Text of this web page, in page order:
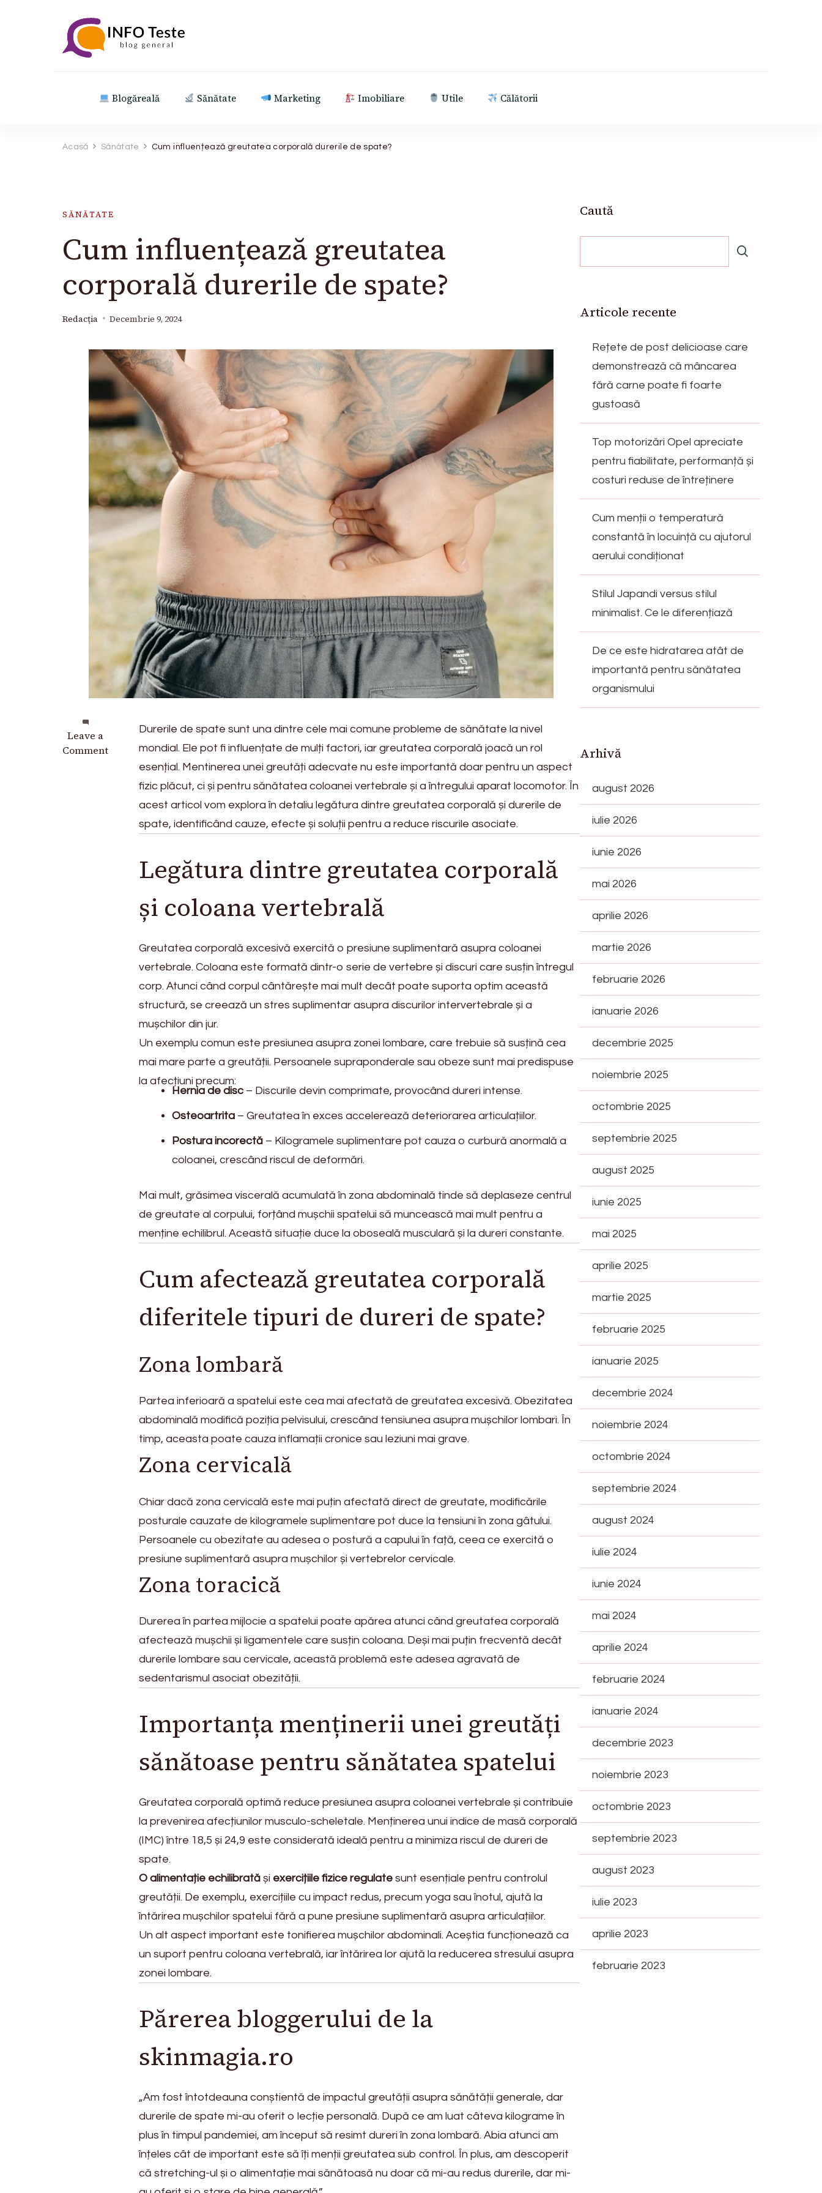
Blogăreală Sănătate Marketing Imobiliare Utile Călătorii
Acasă Sănătate Cum influențează greutatea corporală durerile de spate?
SĂNĂTATE
Cum influențează greutatea
corporală durerile de spate?
Redacția Decembrie 9, 2024
Leave a
Comment
on
Cum
influențează
Durerile de spate sunt una dintre cele mai comune probleme de sănătate la nivel
mondial. Ele pot fi influențate de mulți factori, iar greutatea corporală joacă un rol
esențial. Mentinerea unei greutăți adecvate nu este importantă doar pentru un aspect
fizic plăcut, ci și pentru sănătatea coloanei vertebrale și a întregului aparat locomotor. În
acest articol vom explora în detaliu legătura dintre greutatea corporală și durerile de
spate, identificând cauze, efecte și soluții pentru a reduce riscurile asociate.
Legătura dintre greutatea corporală
și coloana vertebrală
Greutatea corporală excesivă exercită o presiune suplimentară asupra coloanei
vertebrale. Coloana este formată dintr-o serie de vertebre și discuri care susțin întregul
corp. Atunci când corpul cântărește mai mult decât poate suporta optim această
structură, se creează un stres suplimentar asupra discurilor intervertebrale și a
mușchilor din jur.
Un exemplu comun este presiunea asupra zonei lombare, care trebuie să susțină cea
mai mare parte a greutății. Persoanele supraponderale sau obeze sunt mai predispuse
la afecțiuni precum:
Hernia de disc – Discurile devin comprimate, provocând dureri intense.
Osteoartrita – Greutatea în exces accelerează deteriorarea articulațiilor.
Postura incorectă – Kilogramele suplimentare pot cauza o curbură anormală a
coloanei, crescând riscul de deformări.
Mai mult, grăsimea viscerală acumulată în zona abdominală tinde să deplaseze centrul
de greutate al corpului, forțând mușchii spatelui să muncească mai mult pentru a
menține echilibrul. Această situație duce la oboseală musculară și la dureri constante.
Cum afectează greutatea corporală
diferitele tipuri de dureri de spate?
Zona lombară
Partea inferioară a spatelui este cea mai afectată de greutatea excesivă. Obezitatea
abdominală modifică poziția pelvisului, crescând tensiunea asupra mușchilor lombari. În
timp, aceasta poate cauza inflamații cronice sau leziuni mai grave.
Zona cervicală
Chiar dacă zona cervicală este mai puțin afectată direct de greutate, modificările
posturale cauzate de kilogramele suplimentare pot duce la tensiuni în zona gâtului.
Persoanele cu obezitate au adesea o postură a capului în față, ceea ce exercită o
presiune suplimentară asupra mușchilor și vertebrelor cervicale.
Zona toracică
Durerea în partea mijlocie a spatelui poate apărea atunci când greutatea corporală
afectează mușchii și ligamentele care susțin coloana. Deși mai puțin frecventă decât
durerile lombare sau cervicale, această problemă este adesea agravată de
sedentarismul asociat obezității.
Importanța menținerii unei greutăți
sănătoase pentru sănătatea spatelui
Greutatea corporală optimă reduce presiunea asupra coloanei vertebrale și contribuie
la prevenirea afecțiunilor musculo-scheletale. Menținerea unui indice de masă corporală
(IMC) între 18,5 și 24,9 este considerată ideală pentru a minimiza riscul de dureri de
spate.
O alimentație echilibrată și exercițiile fizice regulate sunt esențiale pentru controlul
greutății. De exemplu, exercițiile cu impact redus, precum yoga sau înotul, ajută la
întărirea mușchilor spatelui fără a pune presiune suplimentară asupra articulațiilor.
Un alt aspect important este tonifierea mușchilor abdominali. Aceștia funcționează ca
un suport pentru coloana vertebrală, iar întărirea lor ajută la reducerea stresului asupra
zonei lombare.
Părerea bloggerului de la
skinmagia.ro
„Am fost întotdeauna conștientă de impactul greutății asupra sănătății generale, dar
durerile de spate mi-au oferit o lecție personală. După ce am luat câteva kilograme în
plus în timpul pandemiei, am început să resimt dureri în zona lombară. Abia atunci am
înțeles cât de important este să îți menții greutatea sub control. În plus, am descoperit
că stretching-ul și o alimentație mai sănătoasă nu doar că mi-au redus durerile, dar mi-
Caută
Articole recente
Rețete de post delicioase care
demonstrează că mâncarea
fără carne poate fi foarte
gustoasă
Top motorizări Opel apreciate
pentru fiabilitate, performanță și
costuri reduse de întreținere
Cum menții o temperatură
constantă în locuință cu ajutorul
aerului condiționat
Stilul Japandi versus stilul
minimalist. Ce le diferențiază
De ce este hidratarea atât de
importantă pentru sănătatea
organismului
Arhivă
august 2026
iulie 2026
iunie 2026
mai 2026
aprilie 2026
martie 2026
februarie 2026
ianuarie 2026
decembrie 2025
noiembrie 2025
octombrie 2025
septembrie 2025
august 2025
iunie 2025
mai 2025
aprilie 2025
martie 2025
februarie 2025
ianuarie 2025
decembrie 2024
noiembrie 2024
octombrie 2024
septembrie 2024
august 2024
iulie 2024
iunie 2024
mai 2024
aprilie 2024
februarie 2024
ianuarie 2024
decembrie 2023
noiembrie 2023
octombrie 2023
septembrie 2023
august 2023
iulie 2023
aprilie 2023
februarie 2023